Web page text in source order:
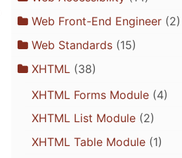
Web Front-End Engineer (2)
Web Standards (15)
XHTML (38)
XHTML Forms Module(4)
XHTML List Module(2)
XHTML Table Module(1)